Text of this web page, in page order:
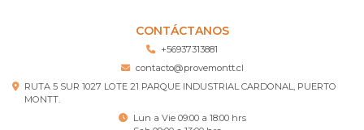
CONTÁCTANOS
+56937313881
contacto@provemontt.cl
RUTA 5 SUR 1027 LOTE 21 PARQUE INDUSTRIAL CARDONAL, PUERTO
MONTT.
Lun a Vie 09:00 a 18:00 hrs